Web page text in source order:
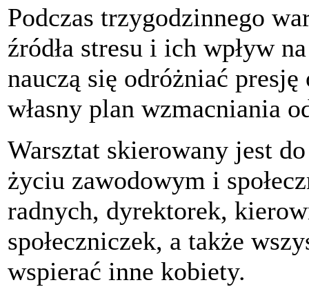
Podczas trzygodzinnego
źródła stresu i ich wpływ
nauczą się odróżniać
własny plan wzmacniania
Warsztat skierowany jest
życiu zawodowym i
radnych, dyrektorek,
społeczniczek, a także
wspierać inne kobiety.